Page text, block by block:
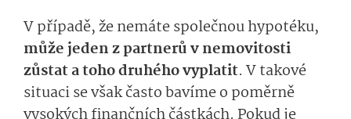
V případě, že nemáte společnou hypotéku,
může jeden z partnerů v nemovitosti
zůstat a toho druhého vyplatit. V takové
situaci se však často bavíme o poměrně